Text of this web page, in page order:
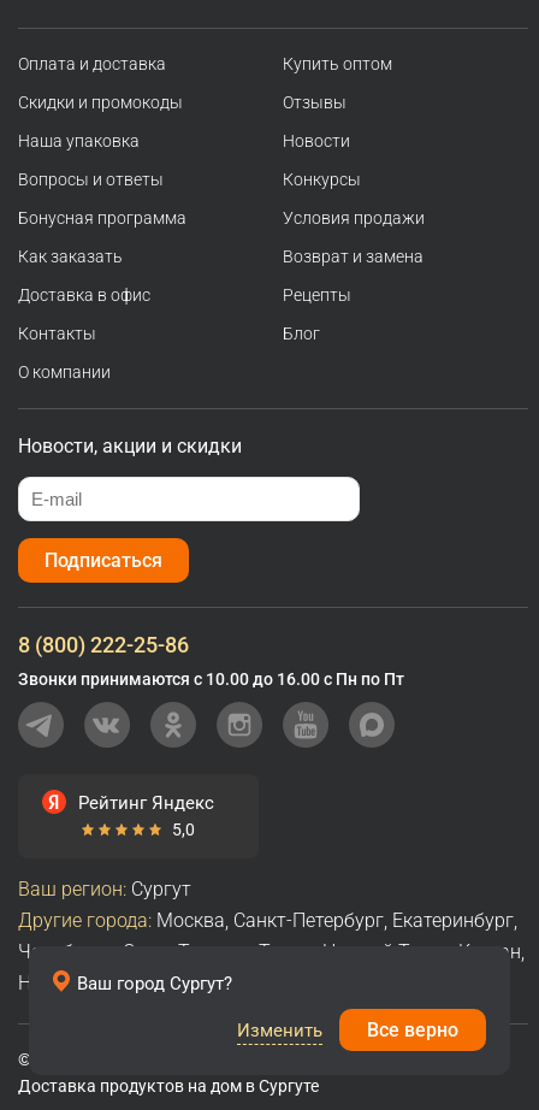
Оплата и доставка
Скидки и промокоды
Наша упаковка
Вопросы и ответы
Бонусная программа
Как заказать
Доставка в офис
Контакты
О компании
Купить оптом
Отзывы
Новости
Конкурсы
Условия продажи
Возврат и замена
Рецепты
Блог
Новости, акции и скидки
Подписаться
8 (800) 222-25-86
Звонки принимаются с 10.00 до 16.00 с Пн по Пт
Рейтинг Яндекс
5,0
Ваш регион: Сургут
Другие города: Москва Санкт-Петербург Екатеринбург
Челябинск
Омск Тюмень Томск Нижний Тагил Курган
Нижневартовск, Все города
© 2008–2026, Интернет-магазин Орешкофф.рф
Доставка продуктов на дом в Сургуте
Ваш город Сургут?
Изменить Все верно